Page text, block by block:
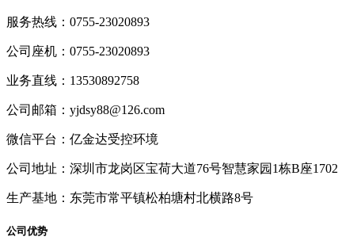
服务热线：0755-23020893
公司座机：0755-23020893
业务直线：13530892758
公司邮箱：yjdsy88@126.com
微信平台：亿金达受控环境
公司地址：深圳市龙岗区宝荷大道76号智慧家园1栋B座1702
生产基地：东莞市常平镇松柏塘村北横路8号
公司优势